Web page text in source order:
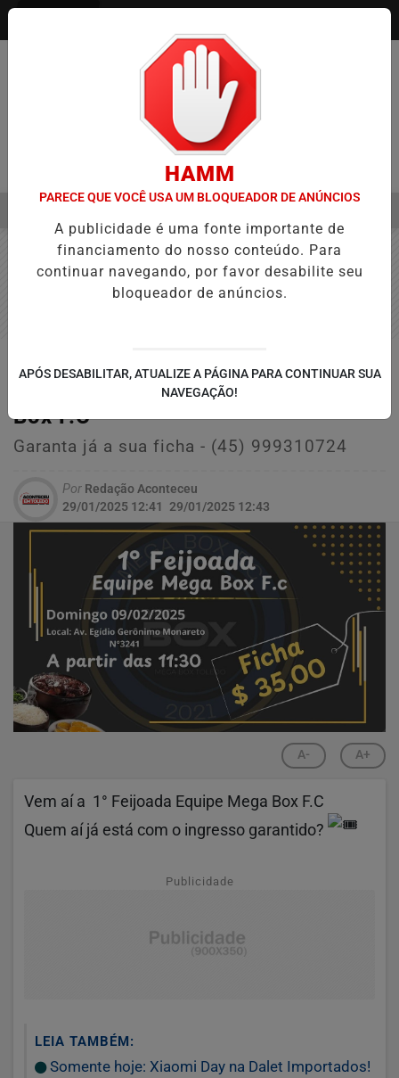
EM ALTA
CONTEÚDO PATROCINADO
Vem ai a 1° Feijoada Equipe Mega
Box F.C
Garanta já a sua ficha - (45) 999310724
Por Redação Aconteceu
29/01/2025 12:41 29/01/2025 12:43
A- A+
Vem aí a 1° Feijoada Equipe Mega Box F.C
Quem aí já está com o ingresso garantido?
Publicidade
LEIA TAMBÉM:
Somente hoje: Xiaomi Day na Dalet Importados!
HAMM
PARECE QUE VOCÊ USA UM BLOQUEADOR DE ANÚNCIOS
A publicidade é uma fonte importante de
financiamento do nosso conteúdo. Para
continuar navegando, por favor desabilite seu
bloqueador de anúncios.
APÓS DESABILITAR, ATUALIZE A PÁGINA PARA CONTINUAR SUA
NAVEGAÇÃO!